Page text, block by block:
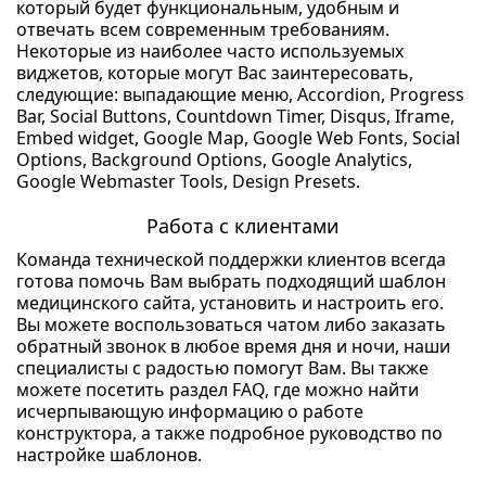
который будет функциональным, удобным и
отвечать всем современным требованиям.
Некоторые из наиболее часто используемых
виджетов, которые могут Вас заинтересовать,
следующие: выпадающие меню, Accordion, Progress
Bar, Social Buttons, Countdown Timer, Disqus, Iframe,
Embed widget, Google Map, Google Web Fonts, Social
Options, Background Options, Google Analytics,
Google Webmaster Tools, Design Presets.
Работа с клиентами
Команда технической поддержки клиентов всегда
готова помочь Вам выбрать подходящий шаблон
медицинского сайта, установить и настроить его.
Вы можете воспользоваться чатом либо заказать
обратный звонок в любое время дня и ночи, наши
специалисты с радостью помогут Вам. Вы также
можете посетить раздел FAQ, где можно найти
исчерпывающую информацию о работе
конструктора, а также подробное руководство по
настройке шаблонов.